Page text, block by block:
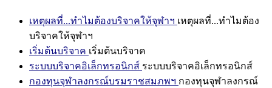
เหตุผลที่...ทำไมต้องบริจาคให้จุฬาฯ เหตุผลที่...ทำไมต้อง
บริจาคให้จุฬาฯ
เริ่มต้นบริจาค เริ่มต้นบริจาค
ระบบบริจาคอิเล็กทรอนิกส์ ระบบบริจาคอิเล็กทรอนิกส์
กองทุนจุฬาลงกรณ์บรมราชสมภพฯ กองทุนจุฬาลงกรณ์